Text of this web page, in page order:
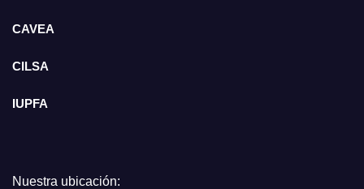
CAVEA
CILSA
IUPFA
Nuestra ubicación: